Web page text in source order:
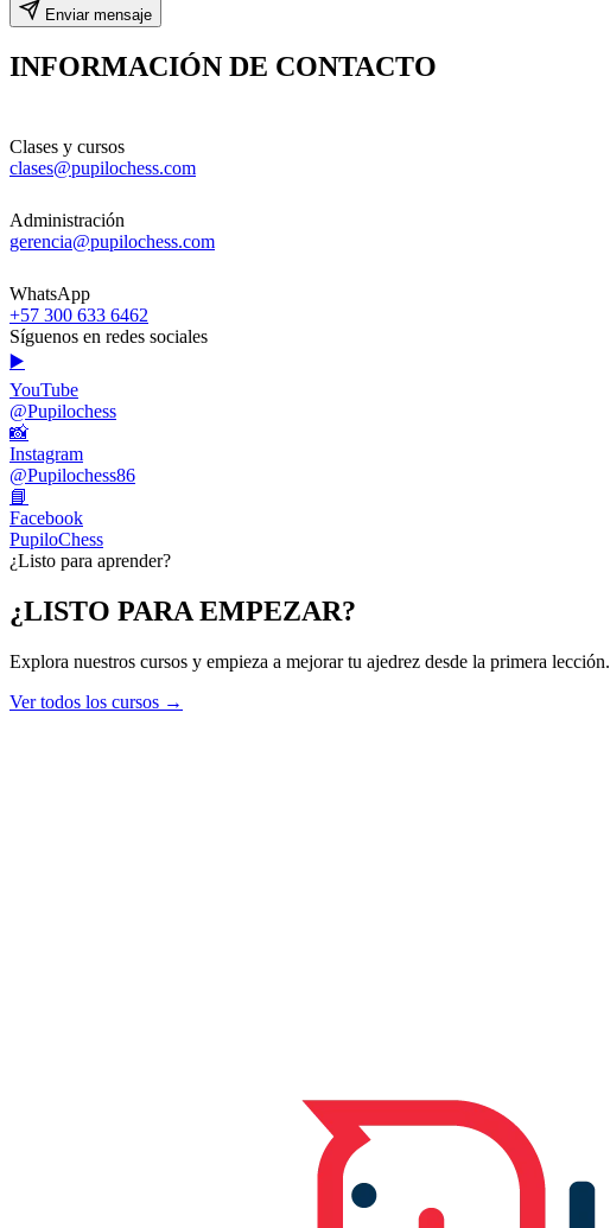
Enviar mensaje
INFORMACIÓN DE CONTACTO
Clases y cursos
clases@pupilochess.com
Administración
gerencia@pupilochess.com
WhatsApp
+57 300 633 6462
Síguenos en redes sociales
▶️
YouTube
@Pupilochess
📸
Instagram
@Pupilochess86
📘
Facebook
PupiloChess
¿Listo para aprender?
¿LISTO PARA EMPEZAR?
Explora nuestros cursos y empieza a mejorar tu ajedrez desde la primera lección.
Ver todos los cursos →